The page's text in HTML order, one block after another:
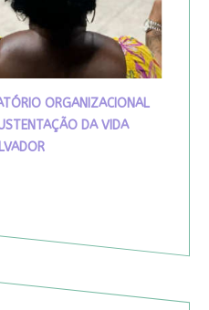
ORGANIZACIONAL
DA VIDA